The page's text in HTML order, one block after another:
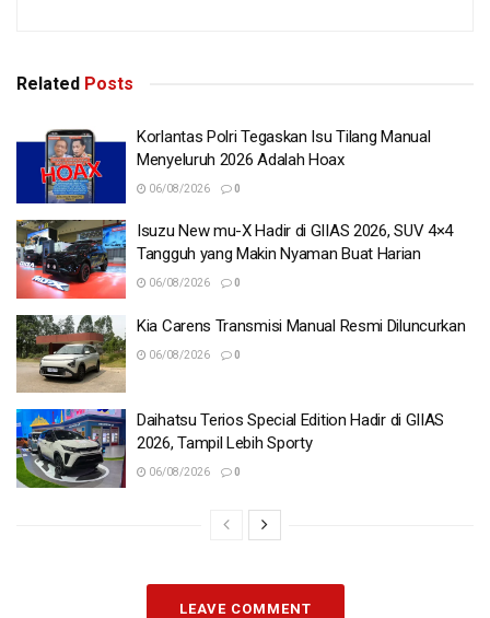
Related Posts
Korlantas Polri Tegaskan Isu Tilang Manual
Menyeluruh 2026 Adalah Hoax
06/08/2026 0
Isuzu New mu-X Hadir di GIIAS 2026, SUV 4×4
Tangguh yang Makin Nyaman Buat Harian
06/08/2026 0
Kia Carens Transmisi Manual Resmi Diluncurkan
06/08/2026 0
Daihatsu Terios Special Edition Hadir di GIIAS
2026, Tampil Lebih Sporty
06/08/2026 0
LEAVE COMMENT